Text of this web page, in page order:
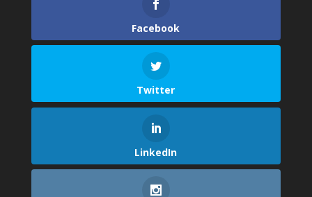
Facebook
Twitter
LinkedIn